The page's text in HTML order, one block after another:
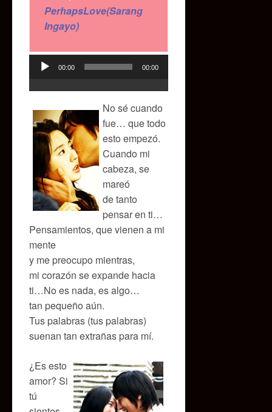
PerhapsLove(Sarang
Ingayo)
Reproductor
audio
00:00 00:00
No sé cuando
fue… que todo
esto empezó.
Cuando mi
cabeza, se
mareó
de tanto
pensar en ti…
Pensamientos, que vienen a mi
mente
y me preocupo mientras,
mi corazón se expande hacia
ti…No es nada, es algo…
tan pequeño aún.
Tus palabras (tus palabras)
suenan tan extrañas para mí.
¿Es esto
amor? Si
tú